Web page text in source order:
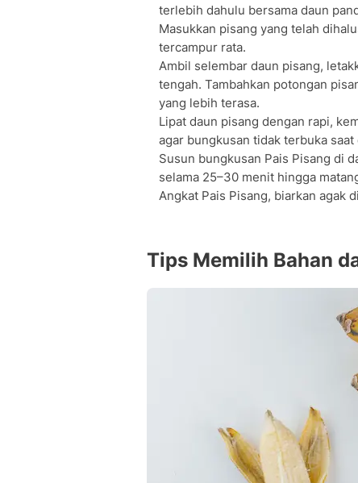
terlebih dahulu bersama daun
Masukkan pisang yang telah
tercampur rata.
Ambil selembar daun pisang,
tengah. Tambahkan potongan
yang lebih terasa.
Lipat daun pisang dengan rapi,
agar bungkusan tidak terbuka saat
Susun bungkusan Pais Pisang di
selama 25–30 menit hingga
Angkat Pais Pisang, biarkan agak
Tips Memilih Bahan